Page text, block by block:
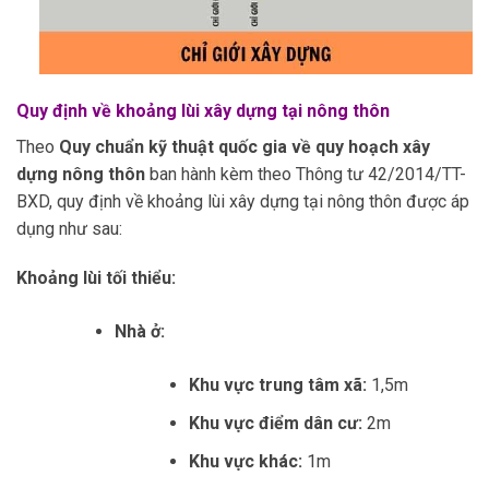
Quy định về khoảng lùi xây dựng tại nông thôn
Theo Quy chuẩn kỹ thuật quốc gia về quy hoạch xây
dựng nông thôn ban hành kèm theo Thông tư 42/2014/TT-
BXD, quy định về khoảng lùi xây dựng tại nông thôn được áp
dụng như sau:
Khoảng lùi tối thiểu:
Nhà ở:
Khu vực trung tâm xã: 1,5m
Khu vực điểm dân cư: 2m
Khu vực khác: 1m